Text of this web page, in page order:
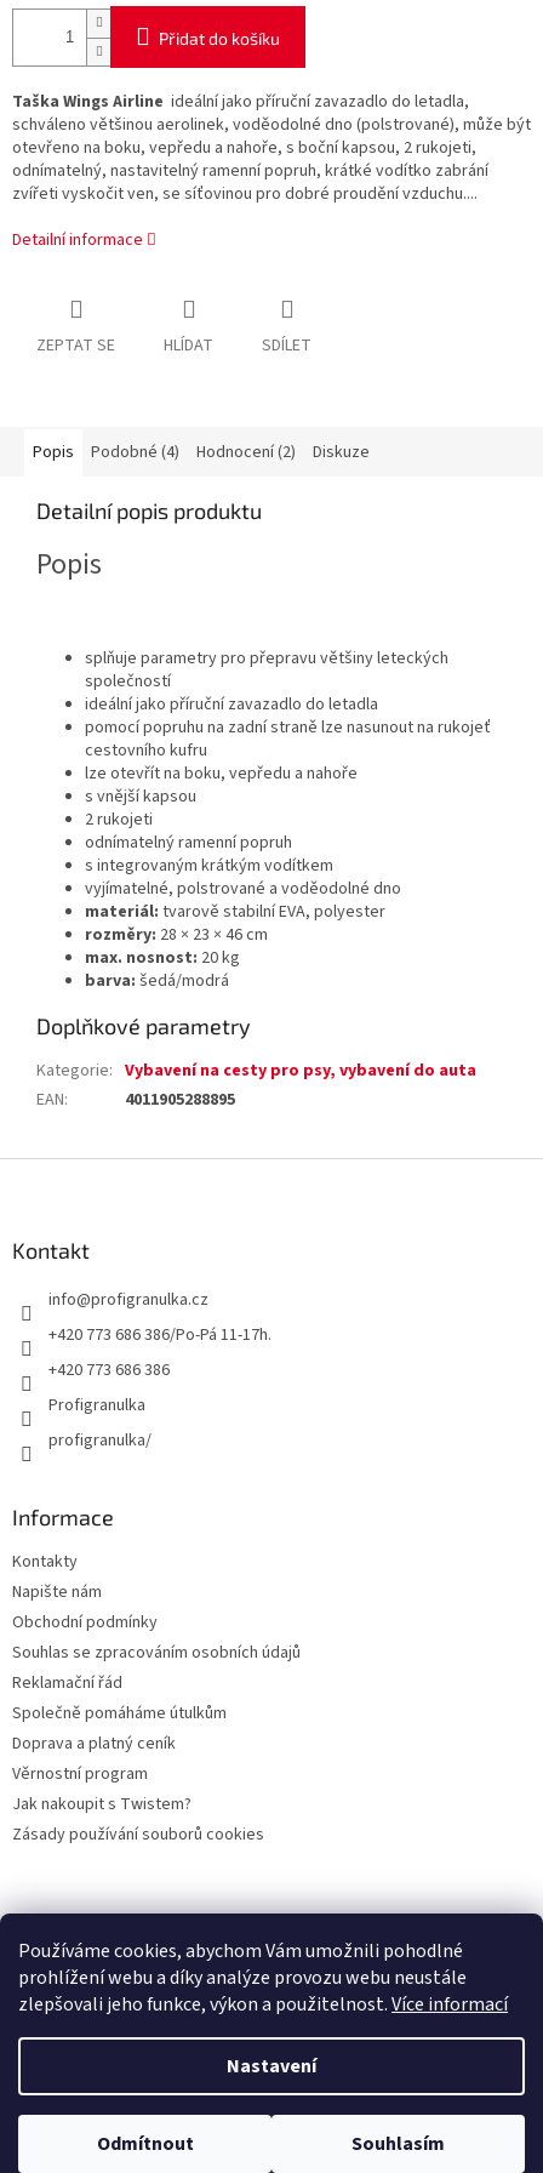
Používáme cookies, abychom Vám umožnili pohodlné
prohlížení webu a díky analýze provozu webu neustále
zlepšovali jeho funkce, výkon a použitelnost.Více informací
Nastavení
Odmítnout Souhlasím
Přidat do košíku
Taška Wings Airline ideální jako příruční zavazadlo do letadla,
schváleno většinou aerolinek, voděodolné dno (polstrované), může být
otevřeno na boku, vepředu a nahoře, s boční kapsou, 2 rukojeti,
odnímatelný, nastavitelný ramenní popruh, krátké vodítko zabrání
zvířeti vyskočit ven, se síťovinou pro dobré proudění vzduchu....
Detailní informace
ZEPTAT SE HLÍDAT SDÍLET
Popis Podobné (4) Hodnocení (2) Diskuze
Detailní popis produktu
Popis
splňuje parametry pro přepravu většiny leteckých
společností
ideální jako příruční zavazadlo do letadla
pomocí popruhu na zadní straně lze nasunout na rukojeť
cestovního kufru
lze otevřít na boku, vepředu a nahoře
s vnější kapsou
2 rukojeti
odnímatelný ramenní popruh
s integrovaným krátkým vodítkem
vyjímatelné, polstrované a voděodolné dno
materiál: tvarově stabilní EVA, polyester
rozměry: 28 × 23 × 46 cm
max. nosnost: 20 kg
barva: šedá/modrá
Doplňkové parametry
Kategorie: Vybavení na cesty pro psy, vybavení do auta
EAN: 4011905288895
Kontakt
info@profigranulka.cz
+420 773 686 386/Po-Pá 11-17h.
+420 773 686 386
Profigranulka
profigranulka/
Informace
Kontakty
Napište nám
Obchodní podmínky
Souhlas se zpracováním osobních údajů
Reklamační řád
Společně pomáháme útulkům
Doprava a platný ceník
Věrnostní program
Jak nakoupit s Twistem?
Zásady používání souborů cookies
Copyright 2026PROFIGRANULKA. Všechna práva vyhrazena.
Upravit nastavení cookies